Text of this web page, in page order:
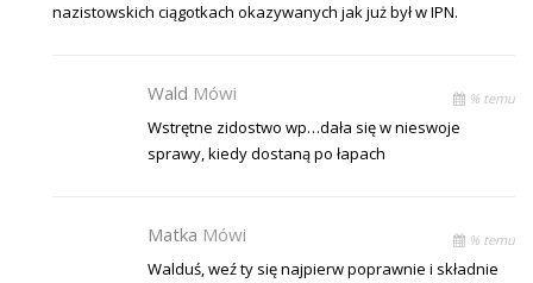
nazistowskich ciągotkach okazywanych jak już był w IPN.
Wald Mówi % temu
Wstrętne zidostwo wp…dała się w nieswoje
sprawy, kiedy dostaną po łapach
Matka Mówi % temu
Walduś, weź ty się najpierw poprawnie i składnie